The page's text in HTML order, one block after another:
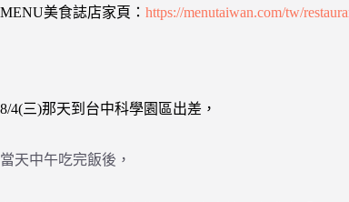
MENU美食誌店家頁： https://menutaiwan.com/tw/
8/4(三)那天到台中科學園區出差，
當天中午吃完飯後，